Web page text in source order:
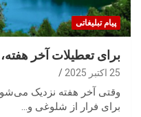
پیام تبلیغاتی
برای تعطیلات آخر هفته،
25 اکتبر 2025
وقتی آخر هفته نزدیک
برای فرار از شلوغی و…